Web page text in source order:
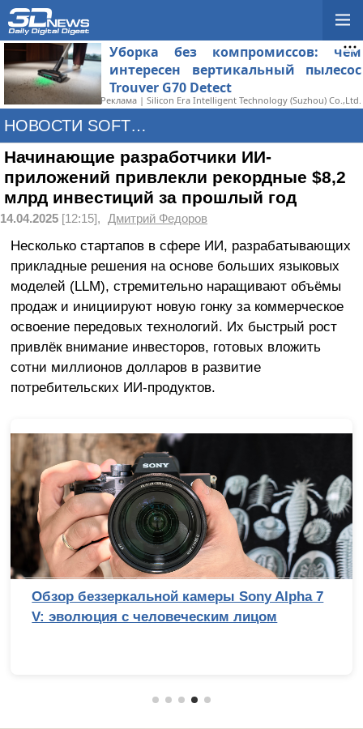
Уборка без компромиссов: чем
интересен вертикальный пылесос
Trouver G70 Detect
Реклама | Silicon Era Intelligent Technology (Suzhou) Co.,Ltd.
НОВОСТИ SOFTWARE
Начинающие разработчики ИИ-
приложений привлекли рекордные $8,2
млрд инвестиций за прошлый год
14.04.2025 [12:15], Дмитрий Федоров
Несколько стартапов в сфере ИИ, разрабатывающих
прикладные решения на основе больших языковых
моделей (LLM), стремительно наращивают объёмы
продаж и инициируют новую гонку за коммерческое
освоение передовых технологий. Их быстрый рост
привлёк внимание инвесторов, готовых вложить
сотни миллионов долларов в развитие
потребительских ИИ-продуктов.
Обзор беззеркальной камеры Sony Alpha 7
V: эволюция с человеческим лицом